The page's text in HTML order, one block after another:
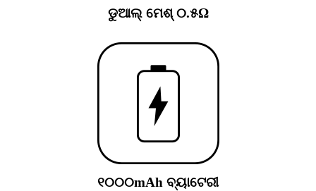
ଡୁଆଲ୍ ମେଶ୍ ୦.୫Ω
୧୦୦୦mAh ବ୍ୟାଟେରୀ